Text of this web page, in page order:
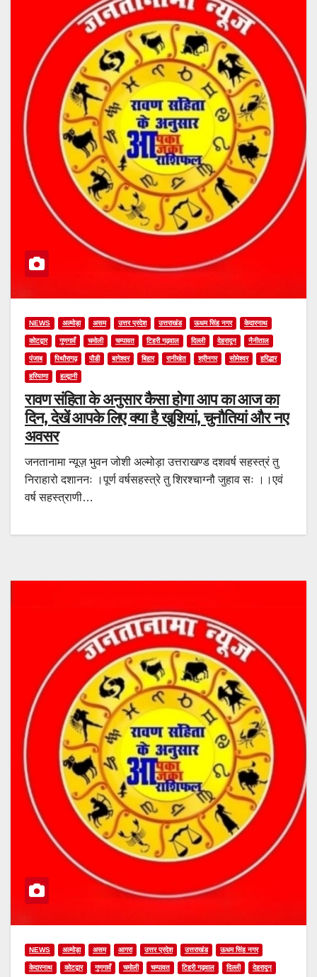
NEWS अल्मोड़ा असम उत्तर प्रदेश उत्तराखंड ऊधम सिंह नगर केदारनाथ
कोटद्वार गुणगावँ चमोली चम्पावत टिहरी गढ़वाल दिल्ली देहरादून नैनीताल
पंजाब पिथौरागढ़ पौडी बागेश्वर बिहार रानीखेत श्रीनगर सोमेश्वर हरिद्धार
हरियाणा हल्द्वानी
रावण संहिता के अनुसार कैसा होगा आप का आज का
दिन, देखें आपके लिए क्या है खुशियां, चुनौतियां और नए
अवसर
जनतानामा न्यूज़ भुवन जोशी अल्मोड़ा उत्तराखण्ड दशवर्ष सहस्त्रं तु
निराहारो दशाननः ।पूर्ण वर्षसहस्त्रे तु शिरश्चाग्नौ जुहाव सः ।।एवं
वर्ष सहस्त्राणी…
NEWS अल्मोड़ा असम आगरा उत्तर प्रदेश उत्तराखंड ऊधम सिंह नगर
केदारनाथ कोटद्वार गुणगावँ चमोली चम्पावत टिहरी गढ़वाल दिल्ली देहरादून